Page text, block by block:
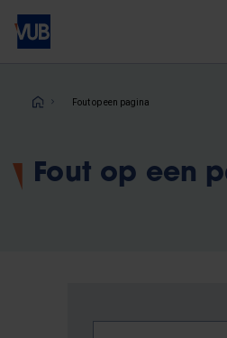
Overslaan
naar
inhoud
Fout op een pagina
Fout op een